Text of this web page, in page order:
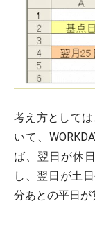
考え方として
いて、
ば、翌日が休
し、翌日が土
分あとの平日が